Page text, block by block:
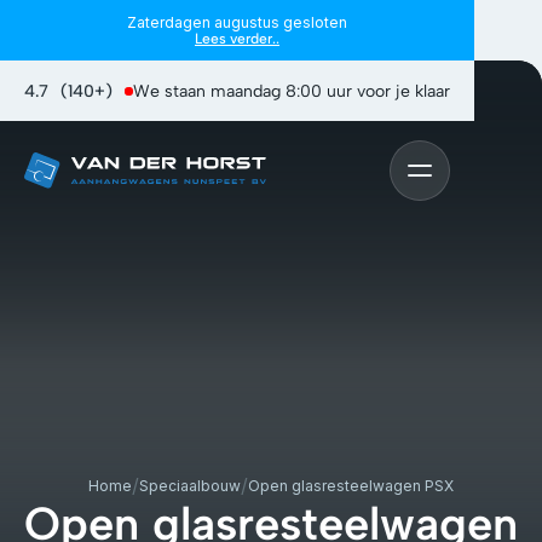
Zaterdagen augustus gesloten
Lees verder..
4.7 (140+) We staan maandag 8:00 uur voor je klaar
Home/Speciaalbouw/Open glasresteelwagen PSX
Open glasresteelwagen